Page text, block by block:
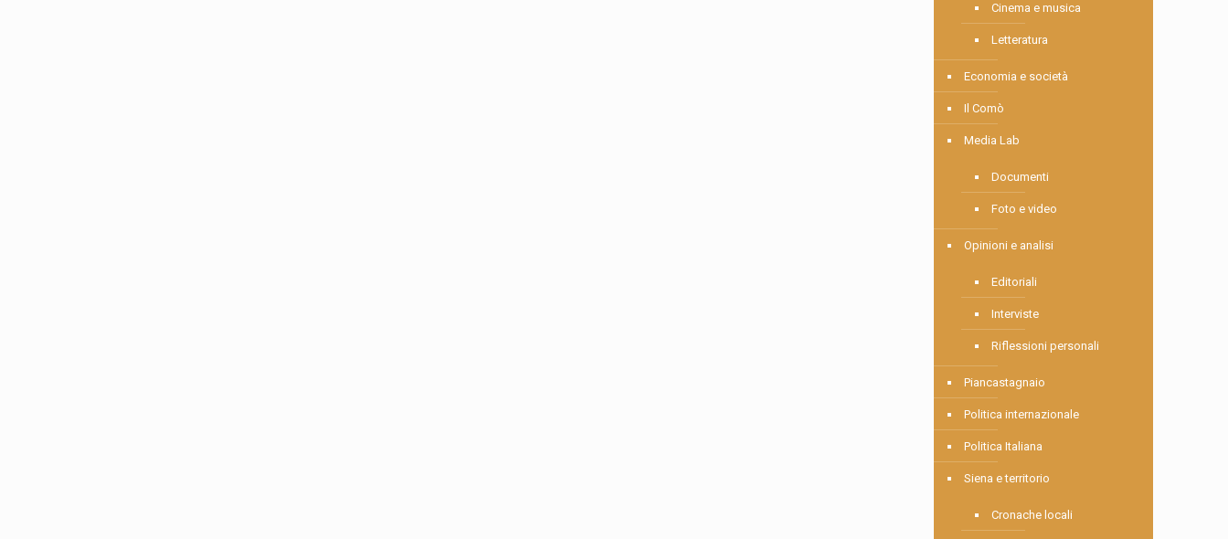
Cinema e musica
Letteratura
Economia e società
Il Comò
Media Lab
Documenti
Foto e video
Opinioni e analisi
Editoriali
Interviste
Riflessioni personali
Piancastagnaio
Politica internazionale
Politica Italiana
Siena e territorio
Cronache locali